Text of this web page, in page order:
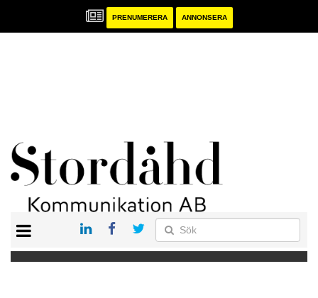
PRENUMERERA ANNONSERA